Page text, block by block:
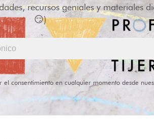
recursos geniales y materiales
😏)
consentimiento en cualquier momento desde